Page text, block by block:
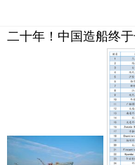
二十年！中国造船终于